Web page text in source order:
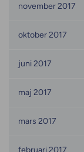
november 2017
oktober 2017
juni 2017
maj 2017
mars 2017
februari 2017